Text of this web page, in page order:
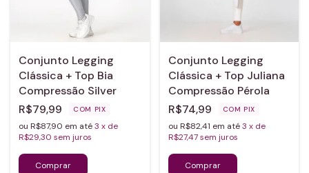
Conjunto Legging
Clássica + Top Bia
Compressão Silver
R$79,99
COM PIX
ou R$87,90 em até3 x de
R$29,30 sem juros
Conjunto Legging
Clássica + Top Juliana
Compressão Pérola
R$74,99
COM PIX
ou R$82,41 em até3 x de
R$27,47 sem juros